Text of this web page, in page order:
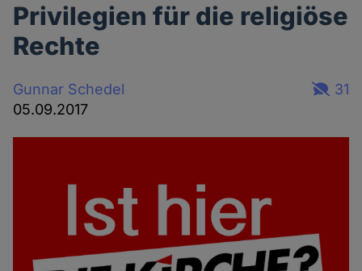
Privilegien für die religiöse
Rechte
Gunnar Schedel
05.09.2017
31